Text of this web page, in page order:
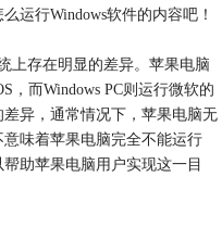
运行Windows软件的内容吧！
上存在明显的差异。苹果电脑
，而Windows PC则运行微软的
异，通常情况下，苹果电脑无
味着苹果电脑完全不能运行
助苹果电脑用户实现这一目